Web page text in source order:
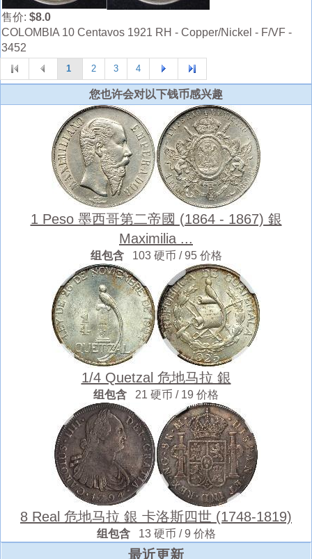
售价: $8.0
COLOMBIA 10 Centavos 1921 RH - Copper/Nickel - F/VF -
3452
1 2 3 4
您也许会对以下钱币感兴趣
1 Peso 墨西哥第二帝國 (1864 - 1867) 銀
Maximilia ...
组包含 103 硬币 / 95 价格
1/4 Quetzal 危地马拉 銀
组包含 21 硬币 / 19 价格
8 Real 危地马拉 銀 卡洛斯四世 (1748-1819)
组包含 13 硬币 / 9 价格
最近更新